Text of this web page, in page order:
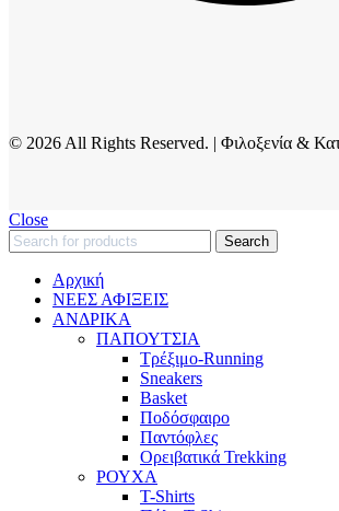
© 2026 All Rights Reserved. | Φιλοξενία &
Close
Search
Αρχική
ΝΕΕΣ ΑΦΙΞΕΙΣ
AΝΔΡΙΚΑ
ΠΑΠΟΥΤΣΙΑ
Τρέξιμο-Running
Sneakers
Basket
Ποδόσφαιρο
Παντόφλες
Ορειβατικά Trekking
ΡΟΥΧΑ
T-Shirts